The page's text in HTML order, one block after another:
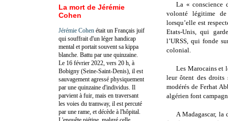
La « conscience
volonté légitime de
lorsqu’elle est
Etats-Unis, qui
l’URSS, qui fonde
colonial.
Les Marocains et
leur ôtent des droits
modérés de Ferhat
algérien font
A Madagascar, la
La mort de Jérémie
Cohen
Jérémie Cohen était un Français juif
qui souffrait d'un léger handicap
mental et portait souvent sa kippa
blanche. Battu par une quinzaine.
Le 16 février 2022, vers 20 h, à
Bobigny (Seine-Saint-Denis), il est
sauvagement agressé physiquement
par une quinzaine d'individus. Il
parvient à fuir, mais en traversant
les voies du tramway, il est percuté
par une rame, et décède à l'hôpital.